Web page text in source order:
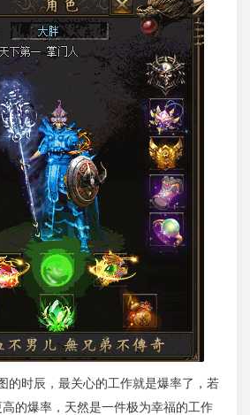
的时辰，最关心的工作就是爆率了，若
的爆率，天然是一件极为幸福的工作